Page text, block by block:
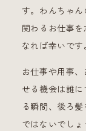
す。わんちゃん
関わるお仕事
なれば幸いです
お仕事や用事
せる機会は誰
る瞬間、後ろ
ではないでしょ